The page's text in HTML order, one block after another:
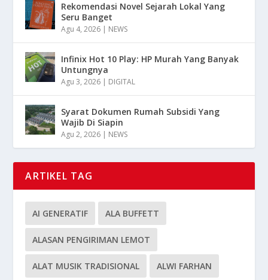
Rekomendasi Novel Sejarah Lokal Yang
Seru Banget
Agu 4, 2026 | NEWS
Infinix Hot 10 Play: HP Murah Yang Banyak
Untungnya
Agu 3, 2026 | DIGITAL
Syarat Dokumen Rumah Subsidi Yang
Wajib Di Siapin
Agu 2, 2026 | NEWS
ARTIKEL TAG
AI GENERATIF ALA BUFFETT
ALASAN PENGIRIMAN LEMOT
ALAT MUSIK TRADISIONAL ALWI FARHAN